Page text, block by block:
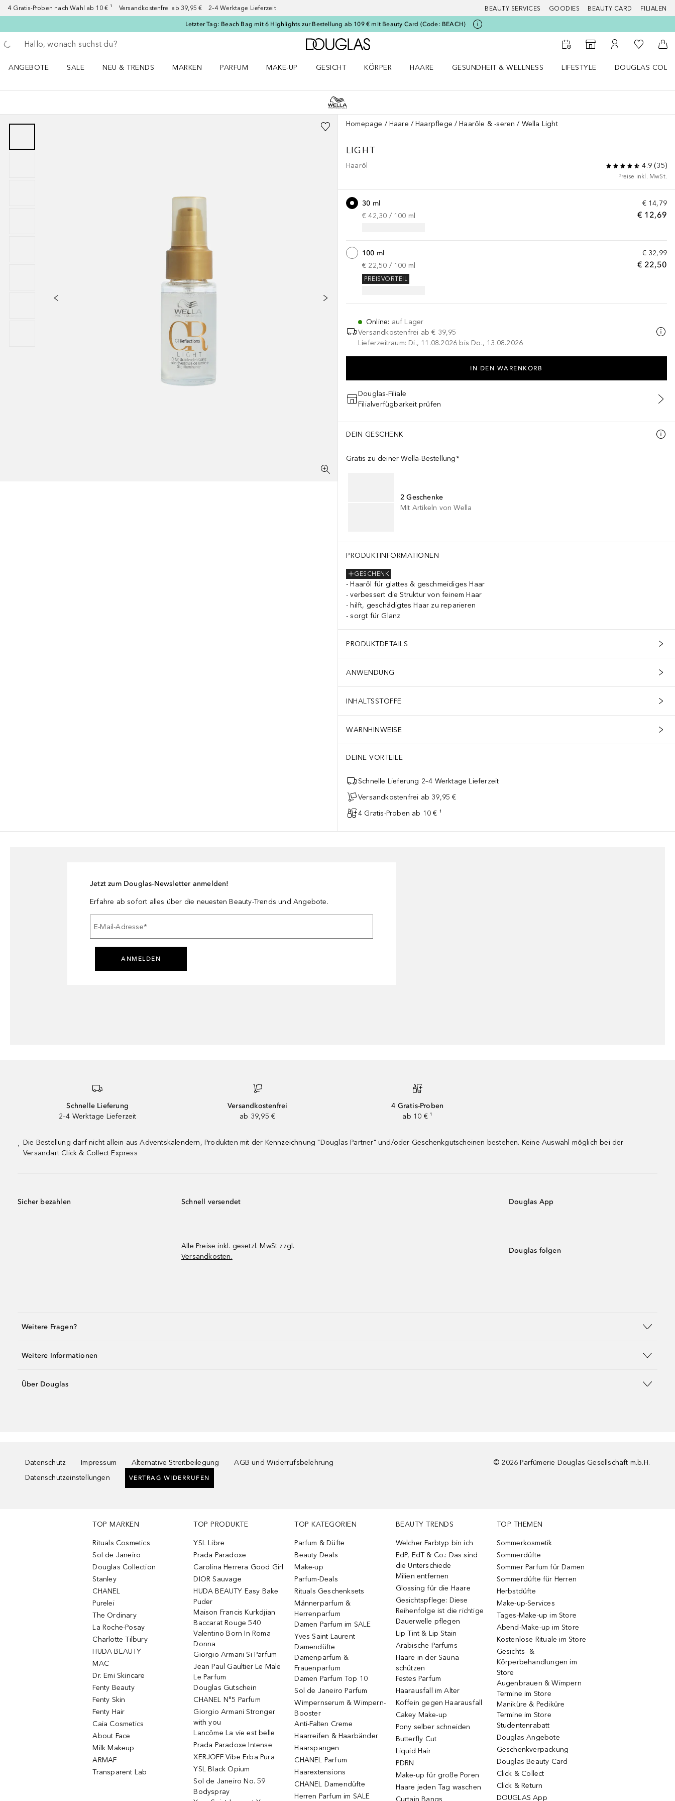
4 Gratis-Proben nach Wahl ab 10 € ¹ Versandkostenfrei ab 39,95 € 2–4 Werktage Lieferzeit BEAUTY SERVICES GOODIES BEAUTY CARD FILIALEN
Letzter Tag: Beach Bag mit 6 Highlights zur Bestellung ab 109 € mit Beauty Card (Code: BEACH)
Gehe zurück
Suche ausführen
Zur Douglas Startseite
Zum Storefinder
Zu Meinem
Zu Meiner
ANGEBOTE
SALE
NEU & TRENDS
MARKEN
PARFUM
MAKE-UP
GESICHT
KÖRPER
HAARE
GESUNDHEIT & WELLNESS
LIFESTYLE
DOUGLAS
Homepage Haare Haarpflege Haaröle & -seren Wella Light
LIGHT
Haaröl 4.9(35)
Preise inkl. MwSt.
€ 14,79
€ 12,69
30 ml
€ 42,30 / 100 ml
€ 32,99
€ 22,50
100 ml
€ 22,50 / 100 ml
PREISVORTEIL
Online: auf Lager
Versandkostenfrei ab € 39,95
Lieferzeitraum: Di., 11.08.2026 bis Do., 13.08.2026
IN DEN WARENKORB
Douglas-Filiale
Filialverfügbarkeit prüfen
DEIN GESCHENK
Gratis zu deiner Wella-Bestellung*
2 Geschenke
Mit Artikeln von Wella
PRODUKTINFORMATIONEN
GESCHENK
Haaröl für glattes & geschmeidiges Haar
verbessert die Struktur von feinem Haar
hilft, geschädigtes Haar zu reparieren
sorgt für Glanz
PRODUKTDETAILS
ANWENDUNG
INHALTSSTOFFE
WARNHINWEISE
DEINE VORTEILE
Schnelle Lieferung 2–4 Werktage Lieferzeit
Versandkostenfrei ab 39,95 €
4 Gratis-Proben ab 10 € ¹
Jetzt zum Douglas-Newsletter anmelden!
Erfahre ab sofort alles über die neuesten Beauty-Trends und Angebote.
E-Mail-Adresse*
ANMELDEN
Schnelle Lieferung
2–4 Werktage Lieferzeit
Versandkostenfrei
ab 39,95 €
4 Gratis-Proben
ab 10 € ¹
¹
Die Bestellung darf nicht allein aus Adventskalendern, Produkten mit der Kennzeichnung "Douglas Partner" und/oder Geschenkgutscheinen bestehen. Keine Auswahl möglich bei der
Versandart Click & Collect Express
Sicher bezahlen Schnell versendet
Alle Preise inkl. gesetzl. MwSt zzgl.
Versandkosten.
Douglas App
Douglas folgen
Weitere Fragen?
Weitere Informationen
Über Douglas
Datenschutz Impressum Alternative Streitbeilegung
AGB und Widerrufsbelehrung
Datenschutzeinstellungen
VERTRAG WIDERRUFEN
© 2026 Parfümerie Douglas Gesellschaft m.b.H.
TOP MARKEN
Rituals Cosmetics
Sol de Janeiro
Douglas Collection
Stanley
CHANEL
Purelei
The Ordinary
La Roche-Posay
Charlotte Tilbury
HUDA BEAUTY
MAC
Dr. Emi Skincare
Fenty Beauty
Fenty Skin
Fenty Hair
Caia Cosmetics
About Face
Milk Makeup
ARMAF
Transparent Lab
TOP PRODUKTE
YSL Libre
Prada Paradoxe
Carolina Herrera Good Girl
DIOR Sauvage
HUDA BEAUTY Easy Bake
Puder
Maison Francis Kurkdjian
Baccarat Rouge 540
Valentino Born In Roma
Donna
Giorgio Armani Si Parfum
Jean Paul Gaultier Le Male
Le Parfum
Douglas Gutschein
CHANEL N°5 Parfum
Giorgio Armani Stronger
with you
Lancôme La vie est belle
Prada Paradoxe Intense
XERJOFF Vibe Erba Pura
YSL Black Opium
Sol de Janeiro No. 59
Bodyspray
TOP KATEGORIEN
Parfum & Düfte
Beauty Deals
Make-up
Parfum-Deals
Rituals Geschenksets
Männerparfum &
Herrenparfum
Damen Parfum im SALE
Yves Saint Laurent
Damendüfte
Damenparfum &
Frauenparfum
Damen Parfum Top 10
Sol de Janeiro Parfum
Wimpernserum & Wimpern-
Booster
Anti-Falten Creme
Haarreifen & Haarbänder
Haarspangen
CHANEL Parfum
Haarextensions
CHANEL Damendüfte
Herren Parfum im SALE
BEAUTY TRENDS
Welcher Farbtyp bin ich
EdP, EdT & Co.: Das sind
die Unterschiede
Milien entfernen
Glossing für die Haare
Gesichtspflege: Diese
Reihenfolge ist die richtige
Dauerwelle pflegen
Lip Tint & Lip Stain
Arabische Parfums
Haare in der Sauna
schützen
Festes Parfum
Haarausfall im Alter
Koffein gegen Haarausfall
Cakey Make-up
Pony selber schneiden
Butterfly Cut
Liquid Hair
PDRN
Make-up für große Poren
Haare jeden Tag waschen
Curtain Bangs
TOP THEMEN
Sommerkosmetik
Sommerdüfte
Sommer Parfum für Damen
Sommerdüfte für Herren
Herbstdüfte
Make-up-Services
Tages-Make-up im Store
Abend-Make-up im Store
Kostenlose Rituale im Store
Gesichts- &
Körperbehandlungen im
Store
Augenbrauen & Wimpern
Termine im Store
Maniküre & Pediküre
Termine im Store
Studentenrabatt
Douglas Angebote
Geschenkverpackung
Douglas Beauty Card
Click & Collect
Click & Return
DOUGLAS App